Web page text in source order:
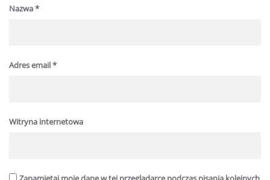
Nazwa*
Adres email*
Witryna internetowa